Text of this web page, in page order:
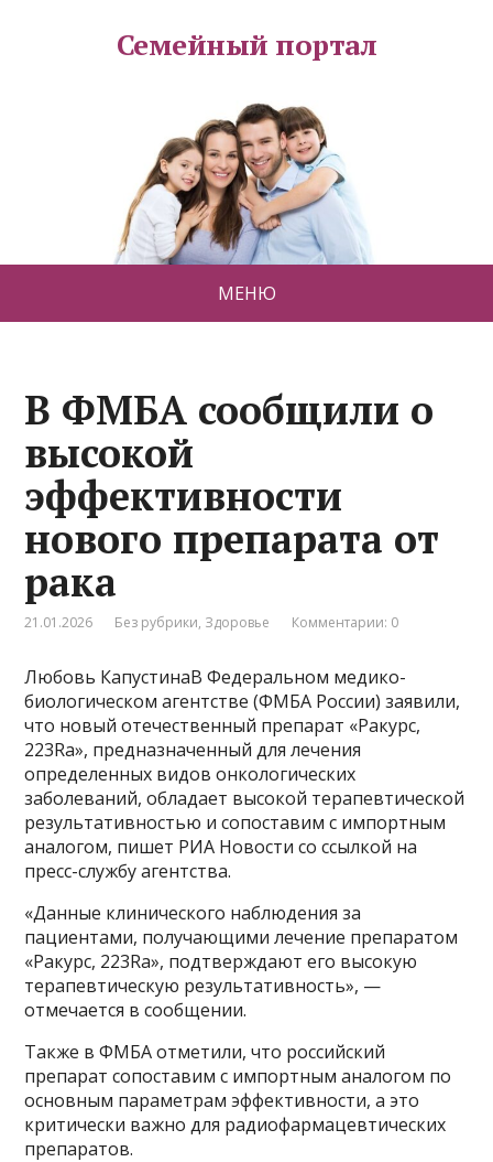
Семейный портал
МЕНЮ
В ФМБА сообщили о
высокой
эффективности
нового препарата от
рака
21.01.2026 Без рубрики, Здоровье Комментарии: 0
Любовь КапустинаВ Федеральном медико-
биологическом агентстве (ФМБА России) заявили,
что новый отечественный препарат «Ракурс,
223Ra», предназначенный для лечения
определенных видов онкологических
заболеваний, обладает высокой терапевтической
результативностью и сопоставим с импортным
аналогом, пишет РИА Новости со ссылкой на
пресс-службу агентства.
«Данные клинического наблюдения за
пациентами, получающими лечение препаратом
«Ракурс, 223Ra», подтверждают его высокую
терапевтическую результативность», —
отмечается в сообщении.
Также в ФМБА отметили, что российский
препарат сопоставим с импортным аналогом по
основным параметрам эффективности, а это
критически важно для радиофармацевтических
препаратов.